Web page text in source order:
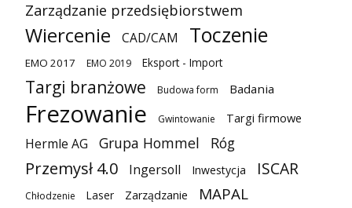
Zarządzanie przedsiębiorstwem
Wiercenie CAD/CAM Toczenie
EMO 2017 EMO 2019 Eksport - Import
Targi branżowe Budowa form Badania
Frezowanie Gwintowanie Targi firmowe
Hermle AG Grupa Hommel Róg
Przemysł 4.0 Ingersoll Inwestycja ISCAR
Chłodzenie Laser Zarządzanie MAPAL